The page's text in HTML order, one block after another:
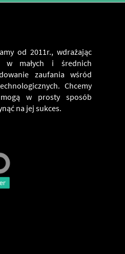
od 2011r., wdrażając
w małych i średnich
zaufania wśród
Chcemy
w prosty sposób
na jej sukces.